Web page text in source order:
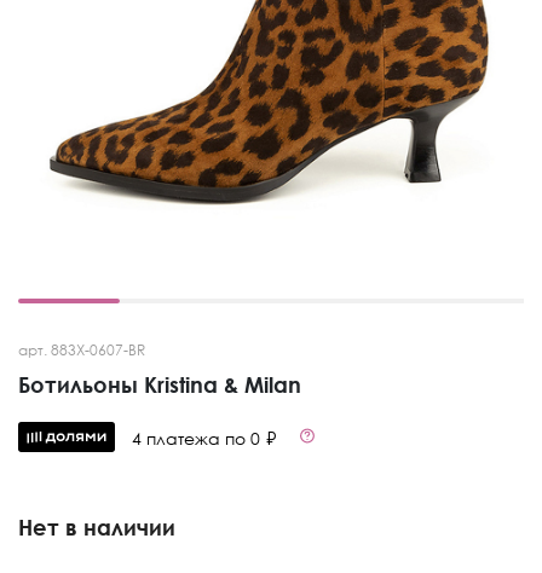
арт. 883X-0607-BR
Ботильоны Kristina & Milan
4 платежа по 0 ₽
Нет в наличии